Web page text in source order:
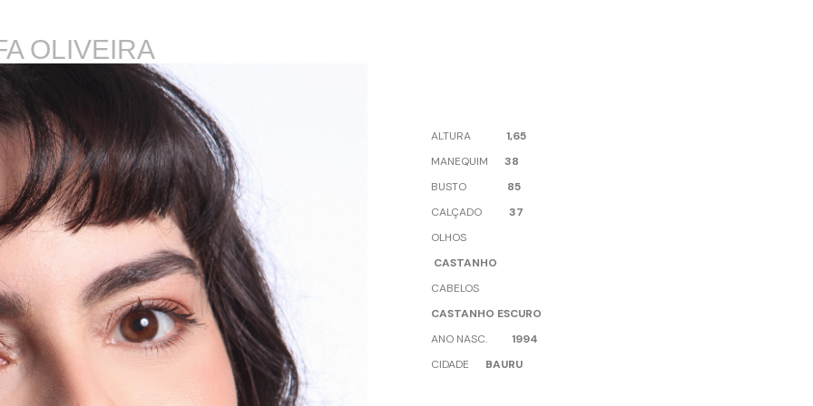
OLIVEIRA
ALTURA 1,65
MANEQUIM 38
BUSTO 85
CALÇADO 37
OLHOS
CASTANHO
CABELOS
CASTANHO ESCURO
ANO NASC. 1994
CIDADE BAURU